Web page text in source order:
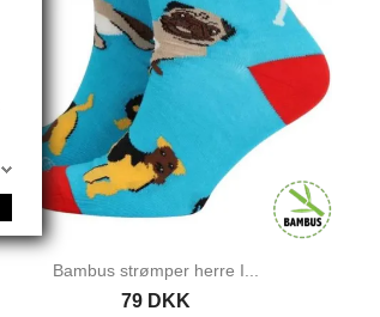
Bambus strømper herre I...
79 DKK